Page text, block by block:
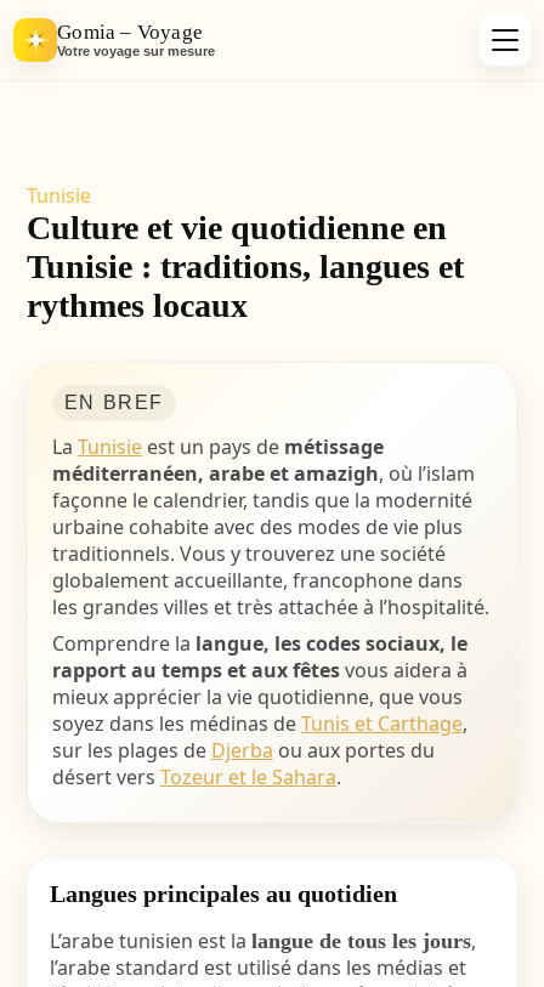
Gomia – Voyage
Votre voyage sur mesure
Tunisie
Culture et vie quotidienne en
Tunisie : traditions, langues et
rythmes locaux
EN BREF
La Tunisieest un pays de métissage
méditerranéen, arabe et amazigh, où l’islam
façonne le calendrier, tandis que la modernité
urbaine cohabite avec des modes de vie plus
traditionnels. Vous y trouverez une société
globalement accueillante, francophone dans
les grandes villes et très attachée à l’hospitalité.
Comprendre la langue, les codes sociaux, le
rapport au temps et aux fêtesvous aidera à
mieux apprécier la vie quotidienne, que vous
soyez dans les médinas deTunis et Carthage,
sur les plages de Djerba ou aux portes du
désert vers Tozeur et le Sahara.
Langues principales au quotidien
L’arabe tunisien est la langue de tous les jours,
l’arabe standard est utilisé dans les médias et